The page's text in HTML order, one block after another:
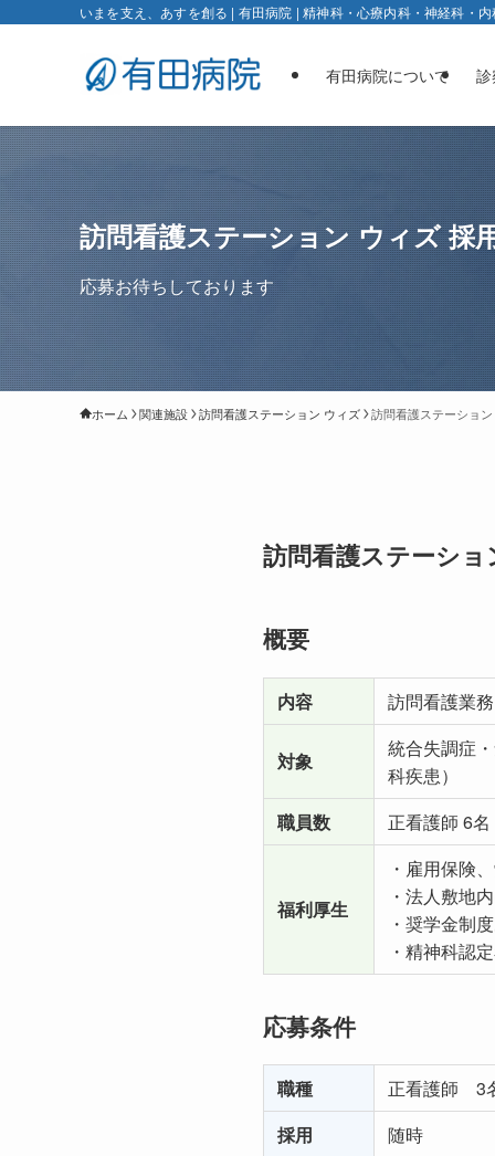
いまを⽀え、あすを創る | 有田病院 | 精神科・心療内科・神経科・内
有田病院について
訪問看護ステーション ウィズ 採
応募お待ちしております
ホーム 関連施設 訪問看護ステーション ウィズ 訪問看護ステーショ
訪問看護ステーシ
概要
内容 訪問看護業務
対象
統合失調症
科疾患）
職員数
正看護師 6
福利厚生
・雇用保険
・法人敷地
・奨学金制
・精神科認
応募条件
職種
正看護師 3
採用
随時